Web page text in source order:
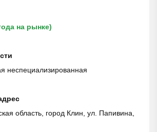
на рынке)
неспециализированная
область, город Клин, ул. Папивина,